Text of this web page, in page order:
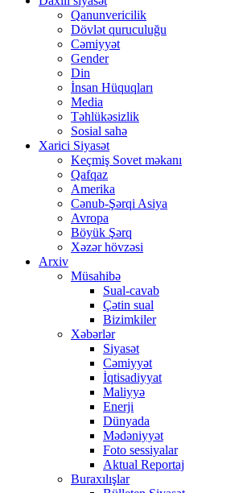
Qanunvericilik
Dövlət quruculuğu
Cəmiyyət
Gender
Din
İnsan Hüquqları
Media
Təhlükəsizlik
Sosial sahə
Xarici Siyasət
Keçmiş Sovet məkanı
Qafqaz
Amerika
Cənub-Şərqi Asiya
Avropa
Böyük Şərq
Xəzər hövzəsi
Arxiv
Müsahibə
Sual-cavab
Çətin sual
Bizimkiler
Xəbərlər
Siyasət
Cəmiyyət
İqtisadiyyat
Maliyyə
Enerji
Dünyada
Mədəniyyət
Foto sessiyalar
Aktual Reportaj
Buraxılışlar